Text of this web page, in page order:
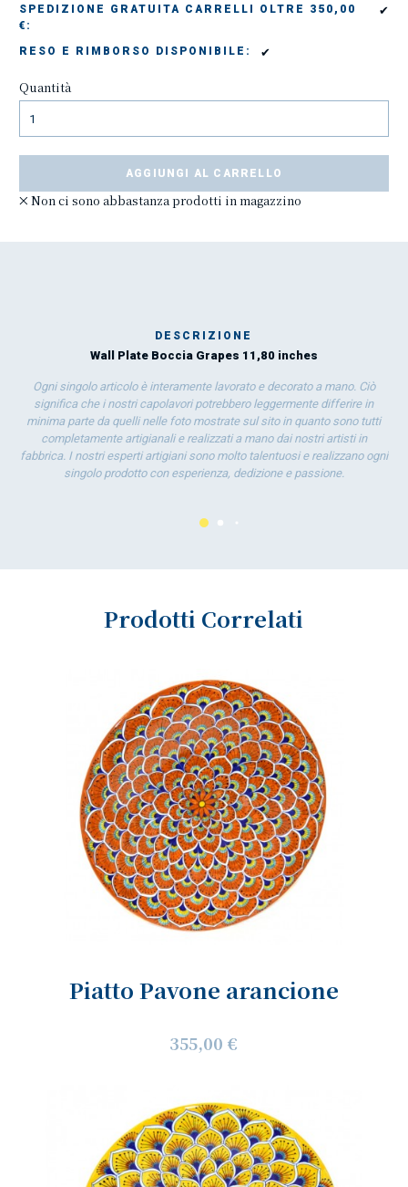
SPEDIZIONE GRATUITA CARRELLI OLTRE 350,00
€:
✔
RESO E RIMBORSO DISPONIBILE: ✔
Quantità
AGGIUNGI AL CARRELLO
Non ci sono abbastanza prodotti in magazzino
DESCRIZIONE
Wall Plate Boccia Grapes 11,80 inches
Ogni singolo articolo è interamente lavorato e decorato a mano. Ciò
significa che i nostri capolavori potrebbero leggermente differire in
minima parte da quelli nelle foto mostrate sul sito in quanto sono tutti
completamente artigianali e realizzati a mano dai nostri artisti in
fabbrica. I nostri esperti artigiani sono molto talentuosi e realizzano ogni
singolo prodotto con esperienza, dedizione e passione.
Prodotti Correlati
Piatto Pavone arancione
355,00 €